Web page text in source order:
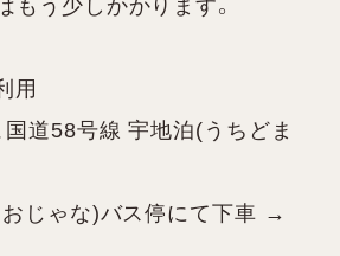
もう少しかかります。
用
国道58号線 宇地泊(うちどま
じゃな)バス停にて下車 →